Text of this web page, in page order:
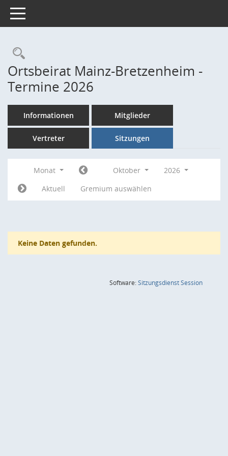
Toggle navigation
Rechercheauswahl
Ortsbeirat Mainz-Bretzenheim -
Termine 2026
Informationen Mitglieder
Vertreter Sitzungen
Monat Oktober
2026
Aktuell
Gremium auswählen
Keine Daten gefunden.
Software:SitzungsdienstSession(Wird in